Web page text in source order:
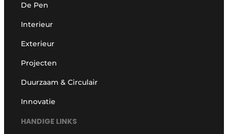
De Pen
Interieur
Exterieur
Projecten
Duurzaam & Circulair
Innovatie
HANDIGE LINKS